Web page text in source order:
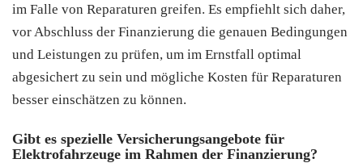
im Falle von Reparaturen greifen. Es empfiehlt sich daher,
vor Abschluss der Finanzierung die genauen Bedingungen
und Leistungen zu prüfen, um im Ernstfall optimal
abgesichert zu sein und mögliche Kosten für Reparaturen
besser einschätzen zu können.
Gibt es spezielle Versicherungsangebote für
Elektrofahrzeuge im Rahmen der Finanzierung?